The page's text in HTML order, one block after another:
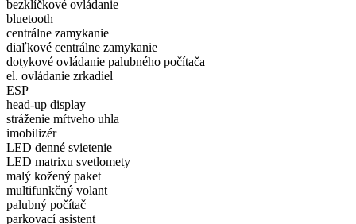
bezklíčkové ovládanie
bluetooth
centrálne zamykanie
diaľkové centrálne zamykanie
dotykové ovládanie palubného počítača
el. ovládanie zrkadiel
ESP
head-up display
stráženie mŕtveho uhla
imobilizér
LED denné svietenie
LED matrixu svetlomety
malý kožený paket
multifunkčný volant
palubný počítač
parkovací asistent